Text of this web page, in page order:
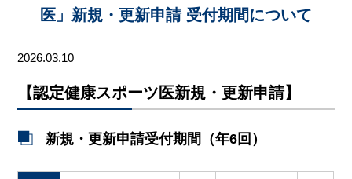
医」新規・更新申請 受付期間について
2026.03.10
【認定健康スポーツ医新規・更新申請】
新規・更新申請受付期間（年6回）